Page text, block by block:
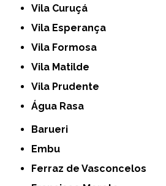
Vila Curuçá
Vila Esperança
Vila Formosa
Vila Matilde
Vila Prudente
Água Rasa
Barueri
Embu
Ferraz de Vasconcelos